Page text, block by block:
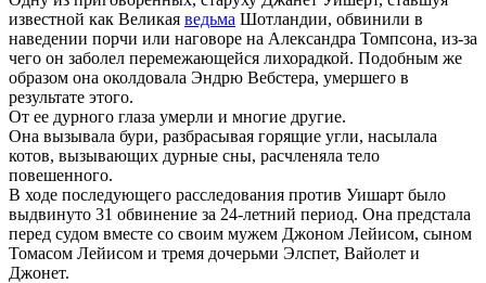
известной как Великая ведьма Шотландии, обвинили в
наведении порчи или наговоре на Александра Томпсона, из-за
чего он заболел перемежающейся лихорадкой. Подобным же
образом она околдовала Эндрю Вебстера, умершего в
результате этого.
От ее дурного глаза умерли и многие другие.
Она вызывала бури, разбрасывая горящие угли, насылала
котов, вызывающих дурные сны, расчленяла тело
повешенного.
В ходе последующего расследования против Уишарт было
выдвинуто 31 обвинение за 24-летний период. Она предстала
перед судом вместе со своим мужем Джоном Лейисом, сыном
Томасом Лейисом и тремя дочерьми Элспет, Вайолет и
Джонет.